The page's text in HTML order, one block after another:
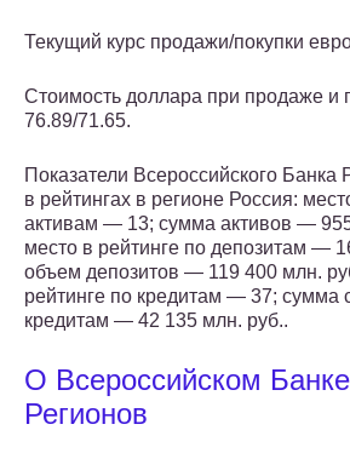
Текущий курс продажи/покупки
Стоимость доллара при продаже и
76.89/71.65.
Показатели Всероссийского Банка
в рейтингах в регионе Россия:
активам — 13; сумма активов —
место в рейтинге по депозитам —
объем депозитов — 119 400 млн.
рейтинге по кредитам — 37; сумма
кредитам — 42 135 млн. руб..
О Всероссийском
Регионов